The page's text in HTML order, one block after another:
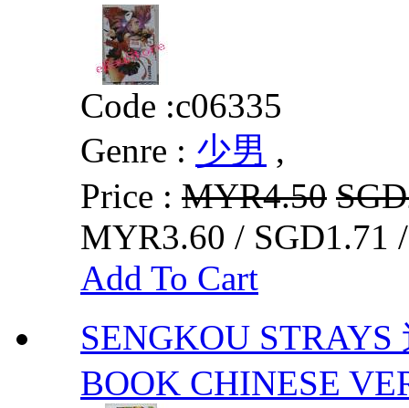
Code :c06335
Genre : 少男 ,
Price : MYR4.50
MYR3.60 / SGD1.71
Add To Cart
SENGKOU
BOOK CHINESE